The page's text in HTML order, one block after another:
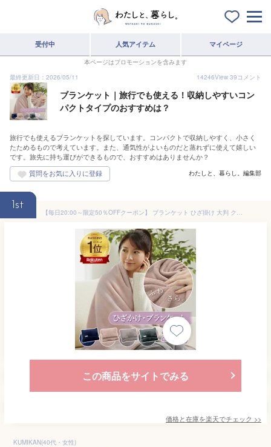
受付中 人気アイテム マイページ
本ページはプロモーションを含みます
最終更新日：2026/05/11
14246View 39コメント
ブランケット｜旅行でも使える！収納しやすいコン
パクトタイプのおすすめは？
旅行でも使えるブランケットを探しています。コンパクトで収納しやすく、小さく
たためるもので考えています。また、通気性がよいものだと蒸れずに使えて嬉しい
です。旅先に持ち運びができるもので、おすすめはありませんか？
わたしと、暮らし。編集部
1st
【毎日20:00～限定50％OFFクーポン】 ブランケット ひざ掛け 大判 クッション リカバリー パッカブル 冷房対策 防災 毛布 掛け毛布 マイクロファイバー あったか ふわふわ 洗える おしゃれ くるんけっと 通年用 90×140cm 車 トラベル キャンプ やわらか コンパクト
この商品をサイトでみる
価格と在庫を楽天でチェック >>
KUMIKAN(40代・女性)